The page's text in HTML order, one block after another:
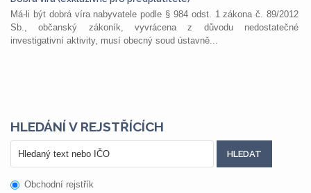
Má-li být dobrá víra nabyvatele podle § 984 odst. 1 zákona č. 89/2012
Sb., občanský zákoník, vyvrácena z důvodu nedostatečné
investigativní aktivity, musí obecný soud ústavně...
HLEDÁNÍ V REJSTŘÍCÍCH
Obchodní rejstřík